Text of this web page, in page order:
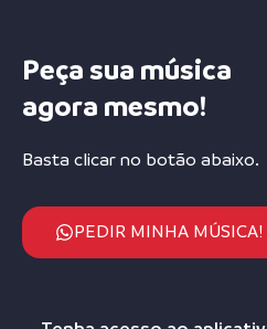
Peça sua música
agora mesmo!
Basta clicar no botão abaixo.
PEDIR MINHA MÚSICA!